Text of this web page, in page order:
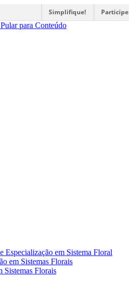
Simplifique! Participe
Pular para Conteúdo
Especialização em Sistema Floral
em Sistemas Florais
Sistemas Florais